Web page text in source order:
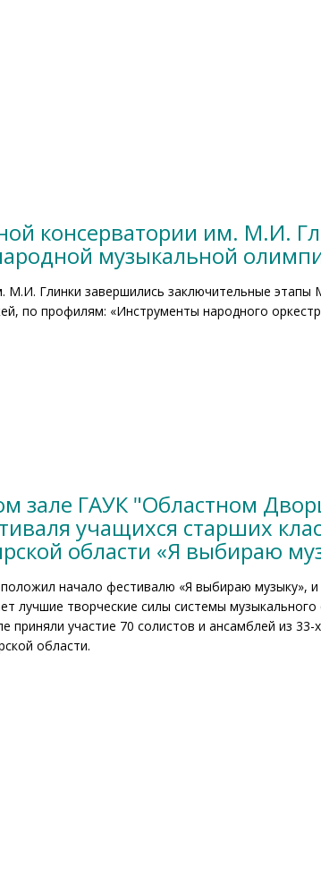
консерватории им. М.И.
музыкальной
М.И. Глинки завершились заключительные
по профилям: «Инструменты народного
зале ГАУК "Областном
учащихся старших
области «Я выбираю
положил начало фестивалю «Я выбираю музыку»,
лучшие творческие силы системы
приняли участие 70 солистов и ансамблей из
области.